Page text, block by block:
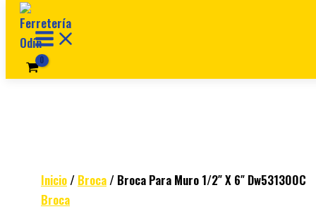
Ir al contenido
Inicio/ Broca/ Broca Para Muro 1/2″ X 6″ Dw531300C
Broca